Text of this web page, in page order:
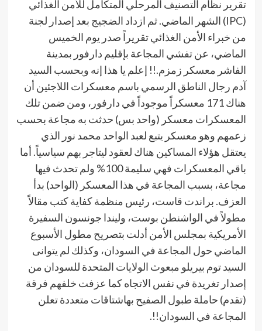
تقرير نظام التصنيف المرحلي المتكامل للأمن الغذائي
(IPC) الشهر الماضي. ثم ازداد الضجيج بعد إصدار لجنة
من خبراء الأمن الغذائي تقريراً صدر يوم الخميس
الماضي، عن تفشي المجاعة بإقليم دارفور بمدينة
الفاشر معسكر زمزم.!! إعلم يا هذا إنه وبحسب السيد
آدم رجال الناطق الرسمي باسم معسكرات اللاجئين أن
هناك 171 معسكراً موجوداً في دارفور، ومن ضمن تلك
المعسكرات معسكر (واحد بس) حدثت به مجاعة بحسب
زعمهم وهو معسكر يتبع لعبد الواحد محمد نور الذي
يعتقل هؤلاء المساكين هناك لعقود ليتاجر بهم سياسياً. أما
باقي المعسكرات فهي سليمة 100% ولم تحدث فيها
مجاعة، بسبب المجاعة في هذا المعسكر (الواحد) بدأ
العزف. براندت قاست، رئيس منظمة كفاية كتب مقالاً
مطولاً في الواشنطن بوست، وليندا جونسون السفيرة
الأمريكية بمجلس الأمن أدلت بتصريح مطول الأسبوع
الماضي حول المجاعة في السودان، وكذلك لم يتوانى
السيد توم بيريلو مبعوث الولايات المتحدة للسودان من
إصدار تغريدة في نفس الاتجاه كما عزفت خلفهم فرقة
(تقدم) حاملة طبول الصفيح بهاشتاقات متعددة تعلن
المجاعة في السودان!!.